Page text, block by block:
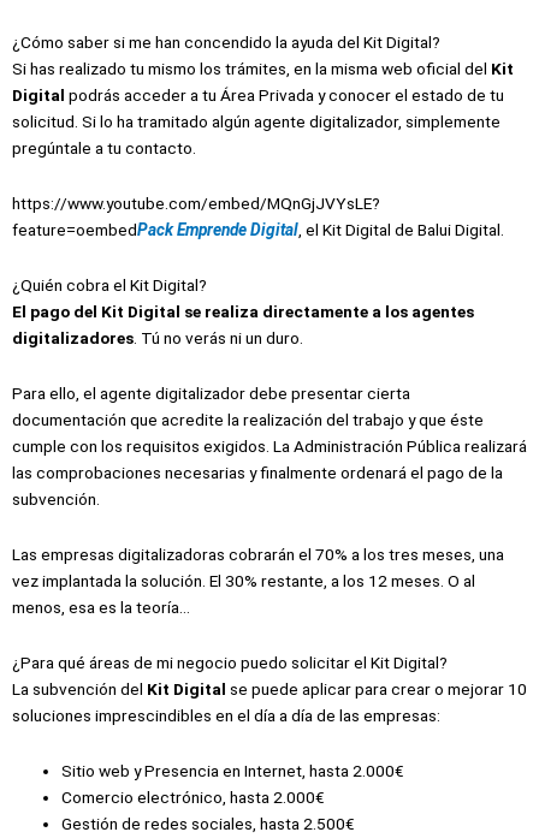
¿Cómo saber si me han concendido la ayuda del Kit Digital?
Si has realizado tu mismo los trámites, en la misma web oficial del Kit
Digital podrás acceder a tu Área Privada y conocer el estado de tu
solicitud. Si lo ha tramitado algún agente digitalizador, simplemente
pregúntale a tu contacto.
https://www.youtube.com/embed/MQnGjJVYsLE?
feature=oembedPack Emprende Digital , el Kit Digital de Balui Digital.
¿Quién cobra el Kit Digital?
El pago del Kit Digital se realiza directamente a los agentes
digitalizadores . Tú no verás ni un duro.
Para ello, el agente digitalizador debe presentar cierta
documentación que acredite la realización del trabajo y que éste
cumple con los requisitos exigidos. La Administración Pública realizará
las comprobaciones necesarias y finalmente ordenará el pago de la
subvención.
Las empresas digitalizadoras cobrarán el 70% a los tres meses, una
vez implantada la solución. El 30% restante, a los 12 meses. O al
menos, esa es la teoría…
¿Para qué áreas de mi negocio puedo solicitar el Kit Digital?
La subvención del Kit Digital se puede aplicar para crear o mejorar 10
soluciones imprescindibles en el día a día de las empresas:
Sitio web y Presencia en Internet, hasta 2.000€
Comercio electrónico, hasta 2.000€
Gestión de redes sociales, hasta 2.500€